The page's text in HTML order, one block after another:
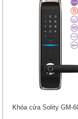
Khóa cửa Solity GM-